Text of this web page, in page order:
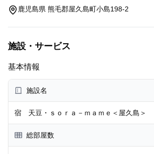
鹿児島県 熊毛郡屋久島町小島198-2
施設・サービス
基本情報
施設名
宿 天豆・ｓｏｒａ－ｍａｍｅ＜屋久島＞
総部屋数